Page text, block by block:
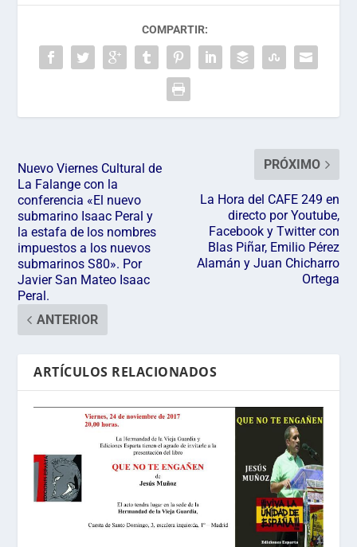
COMPARTIR:
Nuevo Viernes Cultural de
La Falange con la
conferencia «El nuevo
submarino Isaac Peral y
la estafa de los nombres
impuestos a los nuevos
submarinos S80». Por
Javier San Mateo Isaac
Peral.
ANTERIOR
PRÓXIMO
La Hora del CAFE 249 en
directo por Youtube,
Facebook y Twitter con
Blas Piñar, Emilio Pérez
Alamán y Juan Chicharro
Ortega
ARTÍCULOS RELACIONADOS